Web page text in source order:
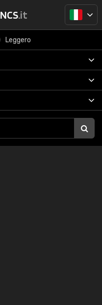
NCS.it
Leggero